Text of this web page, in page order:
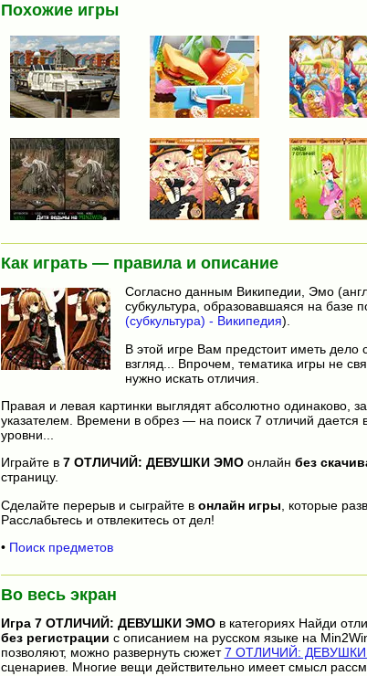
Похожие игры
Как играть — правила и описание
Согласно данным Википедии, Эмо
субкультура, образовавшаяся на базе
(субкультура) - Википедия).
В этой игре Вам предстоит иметь
взгляд... Впрочем, тематика игры не
нужно искать отличия.
Правая и левая картинки выглядят абсолютно одинаково,
указателем. Времени в обрез — на поиск 7 отличий дается
уровни...
Играйте в 7 ОТЛИЧИЙ: ДЕВУШКИ ЭМОонлайн без
страницу.
Сделайте перерыв и сыграйте в онлайн игры , которые
Расслабьтесь и отвлекитесь от дел!
• Поиск предметов
Во весь экран
Игра 7 ОТЛИЧИЙ: ДЕВУШКИ ЭМОв категориях Найди
без регистрации с описанием на русском языке на
позволяют, можно развернуть сюжет7 ОТЛИЧИЙ: ДЕВУШКИ
сценариев. Многие вещи действительно имеет смысл